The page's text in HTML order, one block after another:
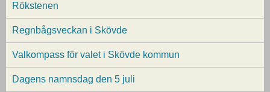
Rökstenen
Regnbågsveckan i Skövde
Valkompass för valet i Skövde kommun
Dagens namnsdag den 5 juli